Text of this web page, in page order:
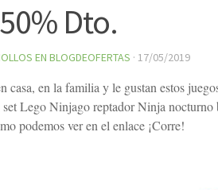
Dto.
EN BLOGDEOFERTAS · 17/05/2019
casa, en la familia y le gustan estos
Lego Ninjago reptador Ninja nocturno
podemos ver en el enlace ¡Corre!